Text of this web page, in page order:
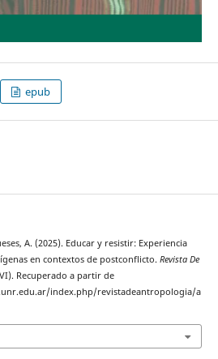
epub
A. (2025). Educar y resistir: Experiencia
en contextos de postconflicto. Revista De
Recuperado a partir de
index.php/revistadeantropologia/a